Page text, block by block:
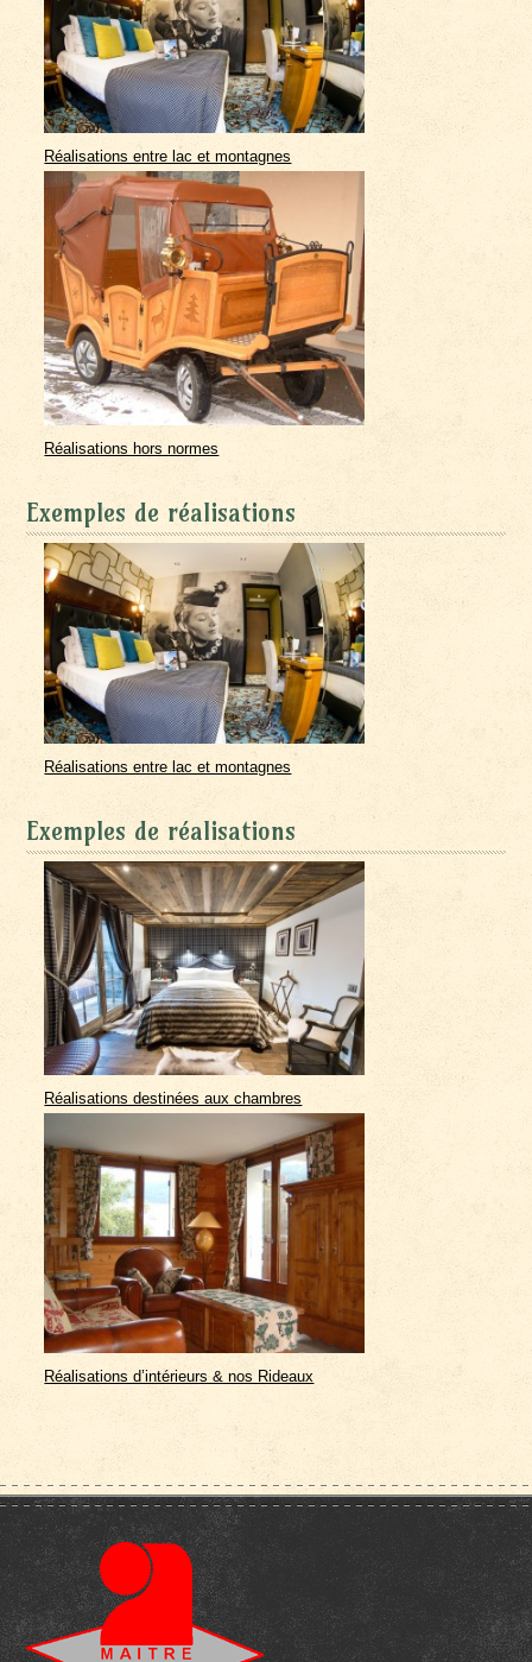
Réalisations entre lac et montagnes
Réalisations hors normes
Exemples de réalisations
Réalisations entre lac et montagnes
Exemples de réalisations
Réalisations destinées aux chambres
Réalisations d’intérieurs & nos Rideaux